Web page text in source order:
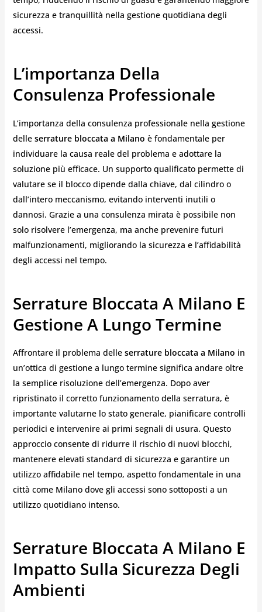
sicurezza e tranquillità nella gestione quotidiana degli
accessi.
L’importanza Della
Consulenza Professionale
L’importanza della consulenza professionale nella gestione
delle serrature bloccata a Milano è fondamentale per
individuare la causa reale del problema e adottare la
soluzione più efficace. Un supporto qualificato permette di
valutare se il blocco dipende dalla chiave, dal cilindro o
dall’intero meccanismo, evitando interventi inutili o
dannosi. Grazie a una consulenza mirata è possibile non
solo risolvere l’emergenza, ma anche prevenire futuri
malfunzionamenti, migliorando la sicurezza e l’affidabilità
degli accessi nel tempo.
Serrature Bloccata A Milano E
Gestione A Lungo Termine
Affrontare il problema delle serrature bloccata a Milano in
un’ottica di gestione a lungo termine significa andare oltre
la semplice risoluzione dell’emergenza. Dopo aver
ripristinato il corretto funzionamento della serratura, è
importante valutarne lo stato generale, pianificare controlli
periodici e intervenire ai primi segnali di usura. Questo
approccio consente di ridurre il rischio di nuovi blocchi,
mantenere elevati standard di sicurezza e garantire un
utilizzo affidabile nel tempo, aspetto fondamentale in una
città come Milano dove gli accessi sono sottoposti a un
utilizzo quotidiano intenso.
Serrature Bloccata A Milano E
Impatto Sulla Sicurezza Degli
Ambienti